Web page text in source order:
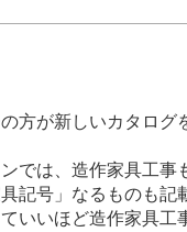
方が新しいカタログ
では、造作家具工事
記号」なるものも記
いいほど造作家具工